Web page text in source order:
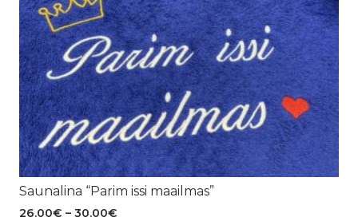
Saunalina “Parim issi maailmas”
26.00€ – 30.00€